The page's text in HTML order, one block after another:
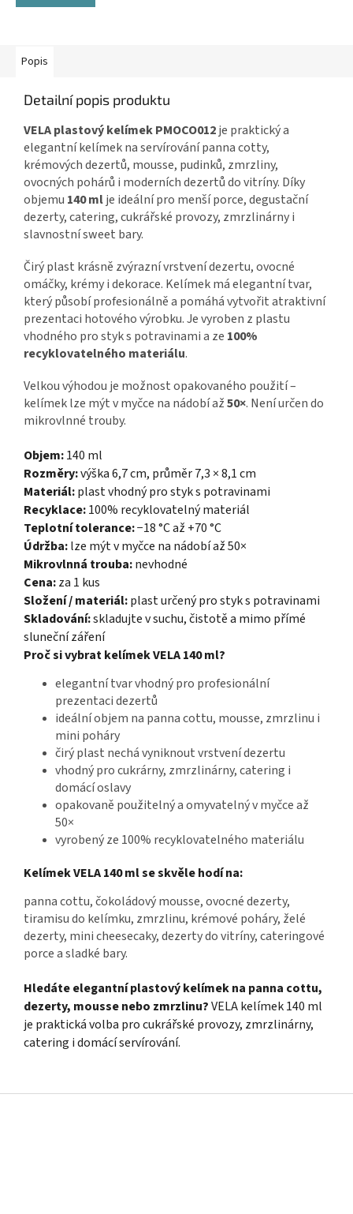
Popis
Detailní popis produktu
VELA plastový kelímek PMOCO012je praktický a
elegantní kelímek na servírování panna cotty,
krémových dezertů, mousse, pudinků, zmrzliny,
ovocných pohárů i moderních dezertů do vitríny. Díky
objemu 140 mlje ideální pro menší porce, degustační
dezerty, catering, cukrářské provozy, zmrzlinárny i
slavnostní sweet bary.
Čirý plast krásně zvýrazní vrstvení dezertu, ovocné
omáčky, krémy i dekorace. Kelímek má elegantní tvar,
který působí profesionálně a pomáhá vytvořit atraktivní
prezentaci hotového výrobku. Je vyroben z plastu
vhodného pro styk s potravinami a ze 100%
recyklovatelného materiálu.
Velkou výhodou je možnost opakovaného použití –
kelímek lze mýt v myčce na nádobí až50×. Není určen do
mikrovlnné trouby.
Objem:140 ml
Rozměry:výška 6,7 cm, průměr 7,3 × 8,1 cm
Materiál:plast vhodný pro styk s potravinami
Recyklace:100% recyklovatelný materiál
Teplotní tolerance:−18 °C až +70 °C
Údržba:lze mýt v myčce na nádobí až 50×
Mikrovlnná trouba:nevhodné
Cena:za 1 kus
Složení / materiál:plast určený pro styk s potravinami
Skladování:skladujte v suchu, čistotě a mimo přímé
sluneční záření
Proč si vybrat kelímek VELA 140 ml?
elegantní tvar vhodný pro profesionální
prezentaci dezertů
ideální objem na panna cottu, mousse, zmrzlinu i
mini poháry
čirý plast nechá vyniknout vrstvení dezertu
vhodný pro cukrárny, zmrzlinárny, catering i
domácí oslavy
opakovaně použitelný a omyvatelný v myčce až
50×
vyrobený ze 100% recyklovatelného materiálu
Kelímek VELA 140 ml se skvěle hodí na:
panna cottu, čokoládový mousse, ovocné dezerty,
tiramisu do kelímku, zmrzlinu, krémové poháry, želé
dezerty, mini cheesecaky, dezerty do vitríny, cateringové
porce a sladké bary.
Hledáte elegantní plastový kelímek na panna cottu,
dezerty, mousse nebo zmrzlinu?VELA kelímek 140 ml
je praktická volba pro cukrářské provozy, zmrzlinárny,
catering i domácí servírování.